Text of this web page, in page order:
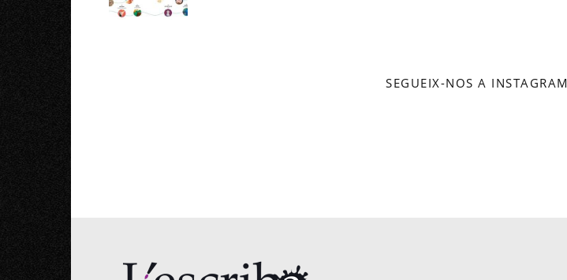
SEGUEIX-NOS A INSTAGRAM